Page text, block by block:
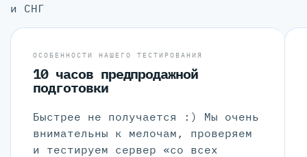
и СНГ
ОСОБЕННОСТИ НАШЕГО ТЕСТИРОВАНИЯ
10 часов предпродажной
подготовки
Быстрее не получается :) Мы очень
внимательны к мелочам, проверяем
и тестируем сервер «со всех